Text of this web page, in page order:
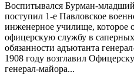
Воспитывался Бурман-младший
поступил 1-е Павловское
инженерное училище, которое
офицерскую службу в
обязанности адъютанта
1908 году возглавил
генерал-майора...